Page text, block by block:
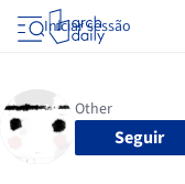
Iniciar sessão
Seguir